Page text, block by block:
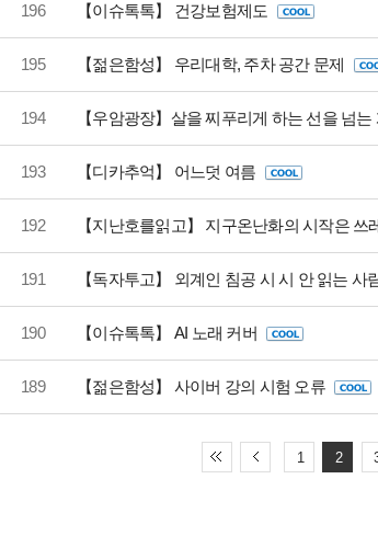
196 【이슈톡톡】 건강보험제도
195 【젊은함성】 우리대학, 주차 공간 문제
194 【우암광장】살을 찌푸리게 하는 선을 넘는
193 【디카추억】 어느덧 여름
192 【지난호를읽고】 지구온난화의 시작은 쓰
191 【독자투고】 외계인 침공 시 시 안 읽는 사
190 【이슈톡톡】 AI 노래 커버
189 【젊은함성】 사이버 강의 시험 오류
1 2 3